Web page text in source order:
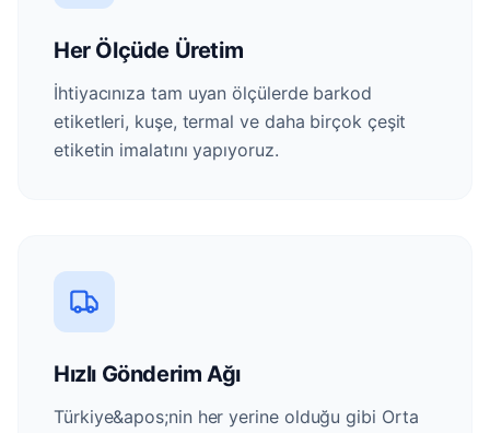
Her Ölçüde Üretim
İhtiyacınıza tam uyan ölçülerde barkod
etiketleri, kuşe, termal ve daha birçok çeşit
etiketin imalatını yapıyoruz.
Hızlı Gönderim Ağı
Türkiye&apos;nin her yerine olduğu gibi Orta